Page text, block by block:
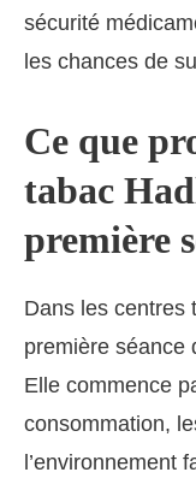
sécurité
les chances de
Ce que
tabac
première
Dans les centres
première séance
Elle commence
consommation,
l’environnement